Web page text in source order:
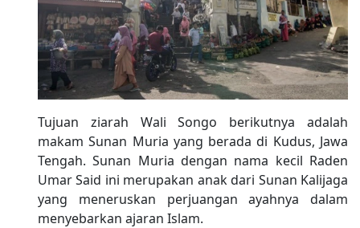
Tujuan ziarah Wali Songo berikutnya adalah
makam Sunan Muria yang berada di Kudus, Jawa
Tengah. Sunan Muria dengan nama kecil Raden
Umar Said ini merupakan anak dari Sunan Kalijaga
yang meneruskan perjuangan ayahnya dalam
menyebarkan ajaran Islam.